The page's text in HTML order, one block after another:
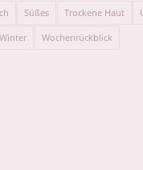
Süßes Trockene Haut
Winter Wochenrückblick